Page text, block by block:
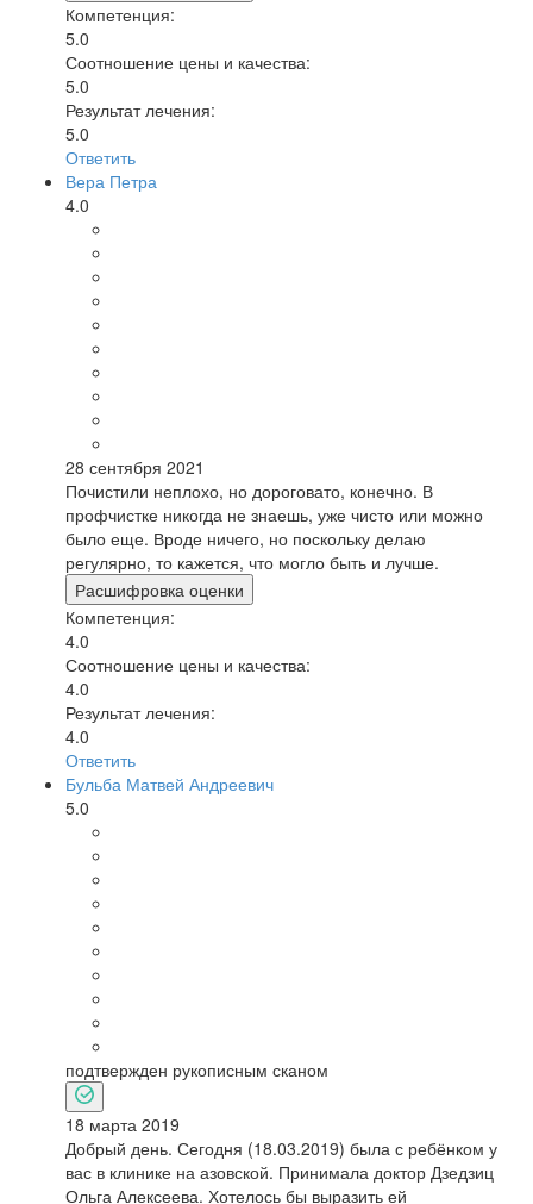
Компетенция:
5.0
Соотношение цены и качества:
5.0
Результат лечения:
5.0
Ответить
Вера Петра
4.0
28 сентября 2021
Почистили неплохо, но дороговато, конечно. В
профчистке никогда не знаешь, уже чисто или можно
было еще. Вроде ничего, но поскольку делаю
регулярно, то кажется, что могло быть и лучше.
Расшифровка оценки
Компетенция:
4.0
Соотношение цены и качества:
4.0
Результат лечения:
4.0
Ответить
Бульба Матвей Андреевич
5.0
подтвержден рукописным сканом
18 марта 2019
Добрый день. Сегодня (18.03.2019) была с ребёнком у
вас в клинике на азовской. Принимала доктор Дзедзиц
Ольга Алексеева. Хотелось бы выразить ей